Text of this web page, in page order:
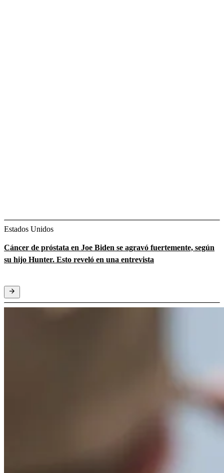
Estados Unidos
Cáncer de próstata en Joe Biden se agravó fuertemente, según
su hijo Hunter. Esto reveló en una entrevista